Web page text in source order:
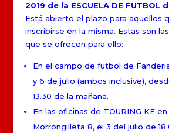
2019 de la ESCUELA DE FUTBOL
Está abierto el plazo para aquellos
inscribirse en la misma. Estas son
que se ofrecen para ello:
En el campo de futbol de
y 6 de julio (ambos inclusive),
13.30 de la mañana.
En las oficinas de TOURING KE
Morrongilleta 8, el 3 del julio de